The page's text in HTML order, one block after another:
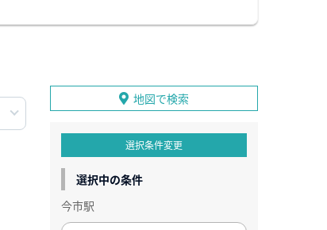
地図で検索
選択条件変更
選択中の条件
今市駅